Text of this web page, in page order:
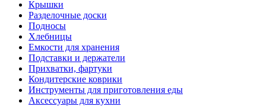
Крышки
Разделочные доски
Подносы
Хлебницы
Емкости для хранения
Подставки и держатели
Прихватки, фартуки
Кондитерские коврики
Инструменты для приготовления еды
Аксессуары для кухни